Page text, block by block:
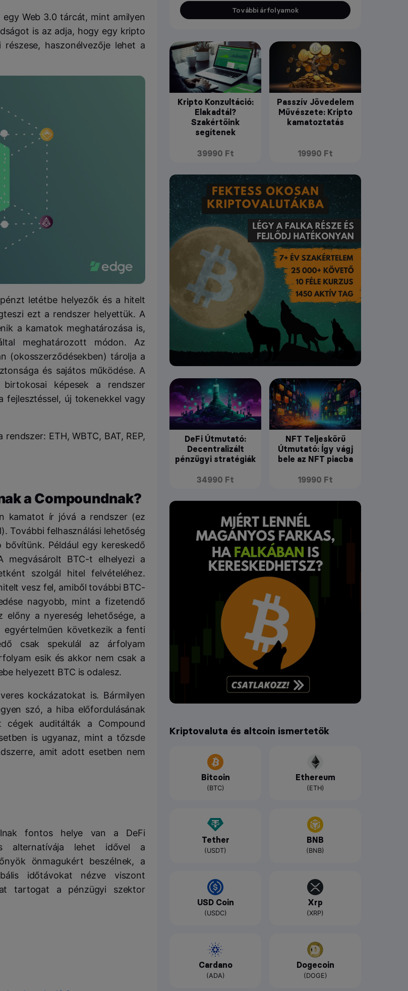
Web 3.0 tárcát, mint amilyen
is az adja, hogy egy kripto
haszonélvezője lehet a
letétbe helyezők és a hitelt
ezt a rendszer helyettük. A
a kamatok meghatározása is,
meghatározott módon. Az
(okosszerződésekben) tárolja a
és sajátos működése. A
képesek a rendszer
fejlesztéssel, új tokenekkel vagy
ETH, WBTC, BAT, REP,
a Compoundnak?
kamatot ír jóvá a rendszer (ez
További felhasználási lehetőség
Például egy kereskedő
BTC-t elhelyezi a
szolgál hitel felvételéhez.
vesz fel, amiből további BTC-
nagyobb, mint a fizetendő
a nyereség lehetősége, a
következik a fenti
csak spekulál az árfolyam
esik és akkor nem csak a
helyezett BTC is odalesz.
kockázatokat is. Bármilyen
szó, a hiba előfordulásának
auditálták a Compound
is ugyanaz, mint a tőzsde
amit adott esetben nem
fontos helye van a DeFi
alternatívája lehet idővel a
önmagukért beszélnek, a
időtávokat nézve viszont
tartogat a pénzügyi szektor
További árfolyamok
Kripto Konzultáció:
Elakadtál?
Szakértőink
segítenek
39990 Ft
Passzív Jövedelem
Művészete: Kripto
kamatoztatás
19990 Ft
DeFi Útmutató:
Decentralizált
pénzügyi stratégiák
34990 Ft
NFT Teljeskörű
Útmutató: Így vágj
bele az NFT piacba
19990 Ft
Kriptovaluta és altcoin ismertetők
Bitcoin
(BTC)
Ethereum
(ETH)
Tether
(USDT)
BNB
(BNB)
USD Coin
(USDC)
Xrp
(XRP)
Cardano
(ADA)
Dogecoin
(DOGE)